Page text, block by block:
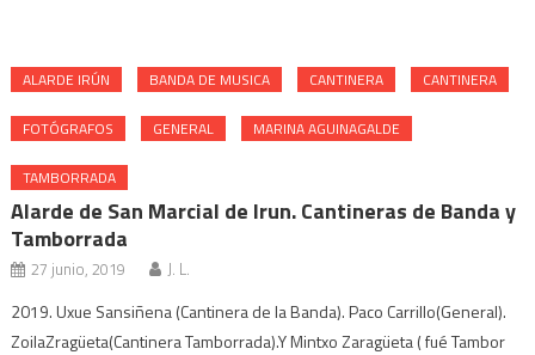
ALARDE IRÚN BANDA DE MUSICA CANTINERA CANTINERA
FOTÓGRAFOS GENERAL MARINA AGUINAGALDE
TAMBORRADA
Alarde de San Marcial de Irun. Cantineras de Banda y
Tamborrada
27 junio, 2019 J. L.
2019. Uxue Sansiñena (Cantinera de la Banda). Paco Carrillo(General).
ZoilaZragüeta(Cantinera Tamborrada).Y Mintxo Zaragüeta ( fué Tambor